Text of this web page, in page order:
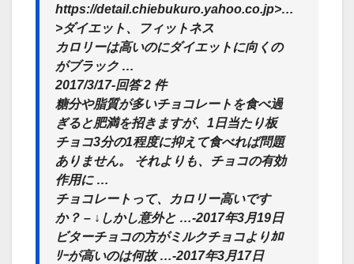
https://detail.chiebukuro.yahoo.co.jp>…
>ダイエット、フィットネス
カロリーは高いのにダイエットに向くの
がブラック …
2017/3/17-回答 2 件
糖分や脂質が多いチョコレートを食べ過
ぎると肥満を招きますが、1日当たり板
チョコ3分の1程度に抑えて食べれば問題
ありません。 それよりも、チョコの有効
作用に…
チョコレートって、カロリー高いです
か？ – ↓しかし意外と …-2017年3月19日
ビターチョコの方がミルクチョコよりｶﾛ
ﾘｰが高いのは何故 …-2017年3月17日